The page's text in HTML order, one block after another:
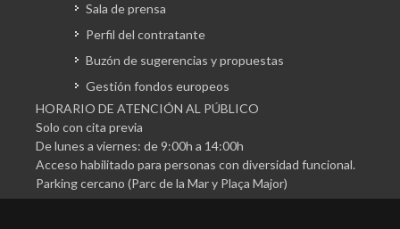
Sala de prensa
Perfil del contratante
Buzón de sugerencias y propuestas
Gestión fondos europeos
HORARIO DE ATENCIÓN AL PÚBLICO
Solo con cita previa
De lunes a viernes: de 9:00h a 14:00h
Acceso habilitado para personas con diversidad funcional.
Parking cercano (Parc de la Mar y Plaça Major)